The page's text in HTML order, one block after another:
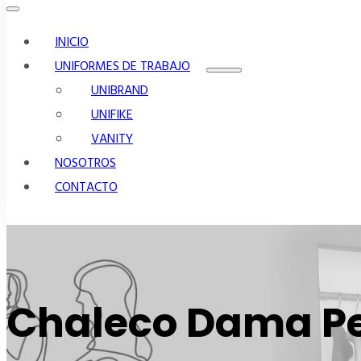
INICIO
UNIFORMES DE TRABAJO
UNIBRAND
UNIFIKE
VANITY
NOSOTROS
CONTACTO
Chaleco Dama